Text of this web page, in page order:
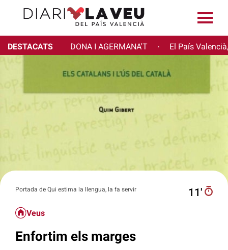
DESTACATS DONA I AGERMANA'T · El País
Portada de Qui estima la llengua, la fa servir 11′
Veus
Enfortim els marges